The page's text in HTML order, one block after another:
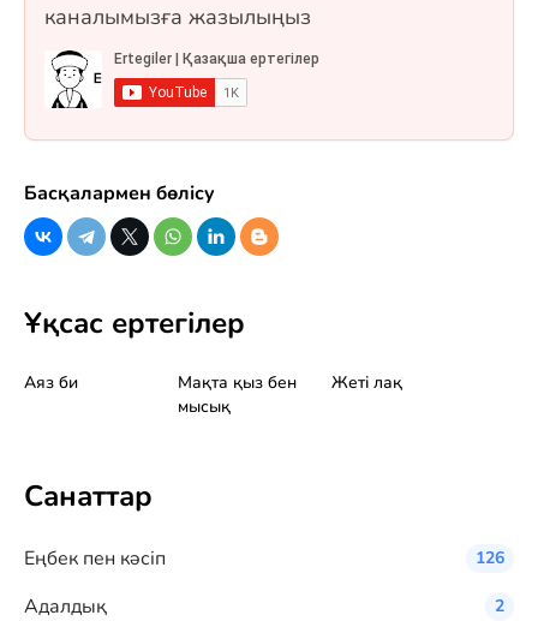
каналымызға жазылыңыз
Басқалармен бөлісу
Ұқсас ертегілер
Аяз би
Мақта қыз бен
мысық
Жеті лақ
Санаттар
Eңбек пен кәсіп 126
Адалдық 2